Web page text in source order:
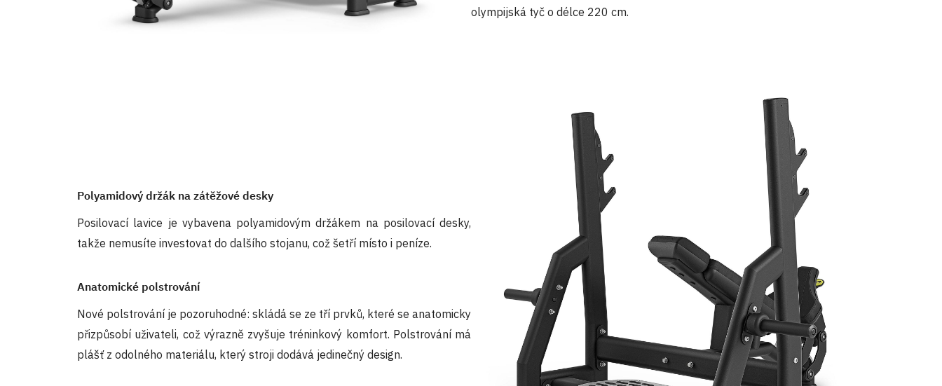
olympijská tyč o délce 220 cm.
Polyamidový držák na zátěžové desky
Posilovací lavice je vybavena polyamidovým držákem na posilovací desky,
takže nemusíte investovat do dalšího stojanu, což šetří místo i peníze.
Anatomické polstrování
Nové polstrování je pozoruhodné: skládá se ze tří prvků, které se anatomicky
přizpůsobí uživateli, což výrazně zvyšuje tréninkový komfort. Polstrování má
plášť z odolného materiálu, který stroji dodává jedinečný design.